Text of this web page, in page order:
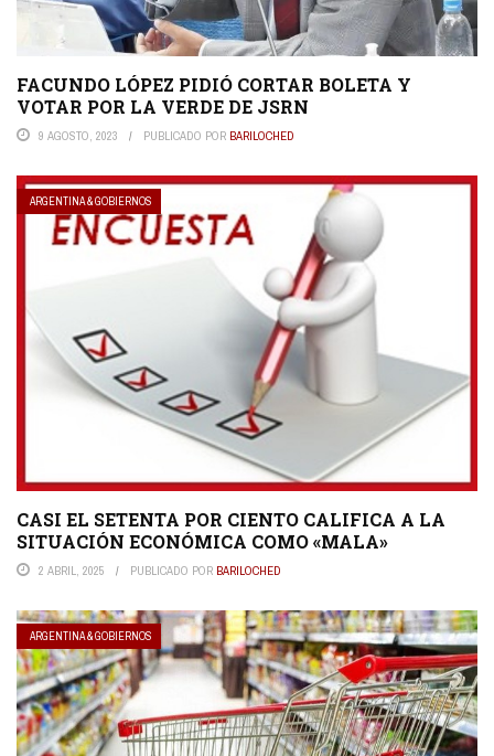
FACUNDO LÓPEZ PIDIÓ CORTAR BOLETA Y
VOTAR POR LA VERDE DE JSRN
9 AGOSTO, 2023 PUBLICADO POR BARILOCHED
ARGENTINA & GOBIERNOS
CASI EL SETENTA POR CIENTO CALIFICA A LA
SITUACIÓN ECONÓMICA COMO «MALA»
2 ABRIL, 2025 PUBLICADO POR BARILOCHED
ARGENTINA & GOBIERNOS